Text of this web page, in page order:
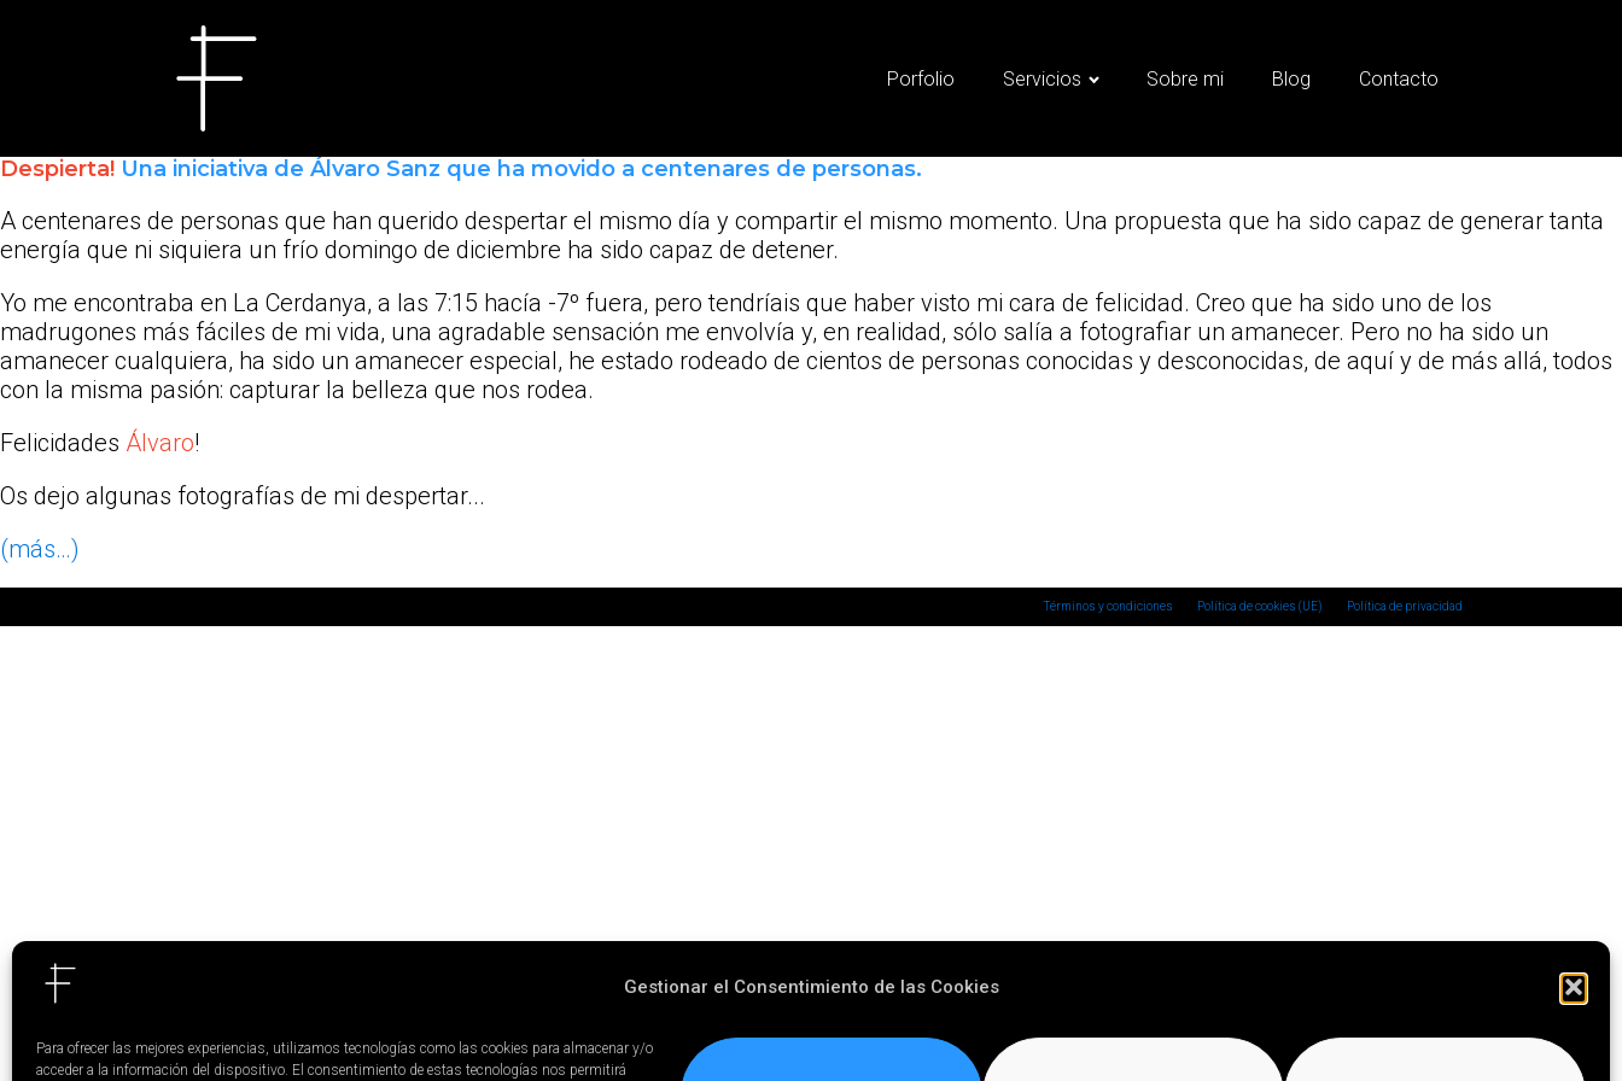
Gestionar el Consentimiento de las Cookies
Para ofrecer las mejores experiencias, utilizamos tecnologías como las cookies para almacenar y/o
acceder a la información del dispositivo. El consentimiento de estas tecnologías nos permitirá
Porfolio Servicios Sobre mi Blog Contacto
Despierta! Una iniciativa de Álvaro Sanz que ha movido a centenares de personas.
A centenares de personas que han querido despertar el mismo día y compartir el mismo momento. Una propuesta que ha sido capaz de generar tanta
energía que ni siquiera un frío domingo de diciembre ha sido capaz de detener.
Yo me encontraba en La Cerdanya, a las 7:15 hacía -7º fuera, pero tendríais que haber visto mi cara de felicidad. Creo que ha sido uno de los
madrugones más fáciles de mi vida, una agradable sensación me envolvía y, en realidad, sólo salía a fotografiar un amanecer. Pero no ha sido un
amanecer cualquiera, ha sido un amanecer especial, he estado rodeado de cientos de personas conocidas y desconocidas, de aquí y de más allá, todos
con la misma pasión: capturar la belleza que nos rodea.
Felicidades Álvaro!
Os dejo algunas fotografías de mi despertar...
(más…)
Términos y condiciones Política de cookies (UE) Política de privacidad